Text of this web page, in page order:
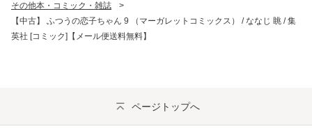
その他本・コミック・雑誌
>
【中古】 ふつうの恋子ちゃん 9 （マーガレットコミックス） / ななじ 眺 / 集
英社 [コミック]【メール便送料無料】
ページトップへ